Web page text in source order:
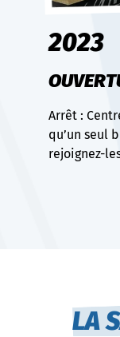
2023
Arrêt :
qu’un seul
rejoignez-
LA